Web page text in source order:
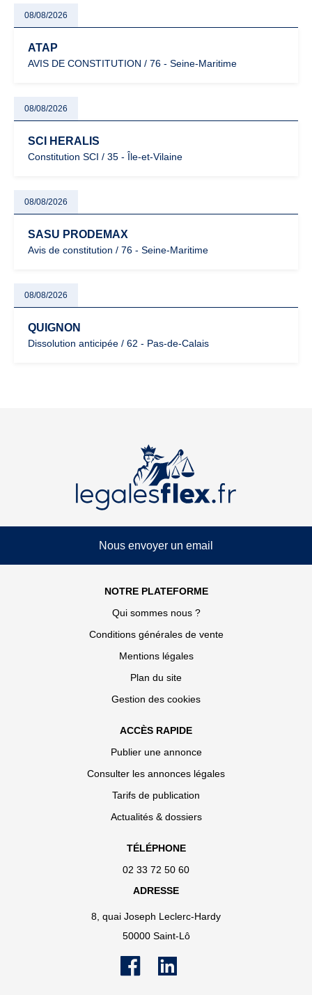
08/08/2026
ATAP
AVIS DE CONSTITUTION / 76 - Seine-Maritime
08/08/2026
SCI HERALIS
Constitution SCI / 35 - Île-et-Vilaine
08/08/2026
SASU PRODEMAX
Avis de constitution / 76 - Seine-Maritime
08/08/2026
QUIGNON
Dissolution anticipée / 62 - Pas-de-Calais
Nous envoyer un email
NOTRE PLATEFORME
Qui sommes nous ?
Conditions générales de vente
Mentions légales
Plan du site
Gestion des cookies
ACCÈS RAPIDE
Publier une annonce
Consulter les annonces légales
Tarifs de publication
Actualités & dossiers
TÉLÉPHONE
02 33 72 50 60
ADRESSE
8, quai Joseph Leclerc-Hardy
50000 Saint-Lô